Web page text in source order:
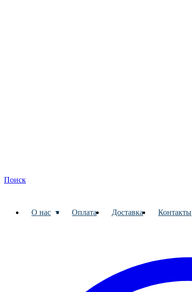
Поиск
О нас Оплата Доставка Контакты